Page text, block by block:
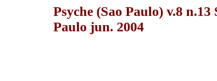
Psyche (Sao Paulo) v.8 n.13
Paulo jun. 2004